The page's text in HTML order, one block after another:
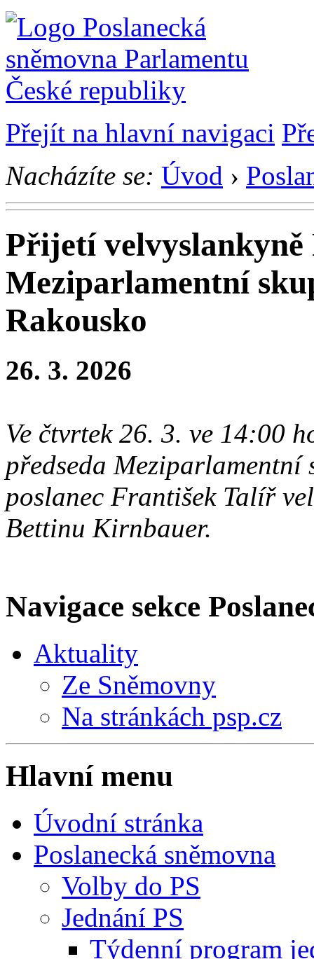
Přejít na hlavní navigaci
Nacházíte se: Úvod ›
Přijetí velvyslankyně
Meziparlamentní
Rakousko
26. 3. 2026
Ve čtvrtek 26. 3. ve 14:00
předseda Meziparlamentní
poslanec František Talíř
Bettinu Kirnbauer.
Navigace sekce
Aktuality
Ze Sněmovny
Na stránkách psp.cz
Hlavní menu
Úvodní stránka
Poslanecká sněmovna
Volby do PS
Jednání PS
Týdenní program